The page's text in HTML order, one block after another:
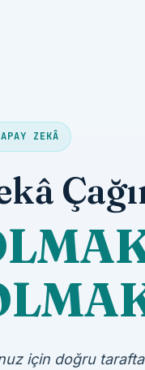
ZEKÂ
için doğru